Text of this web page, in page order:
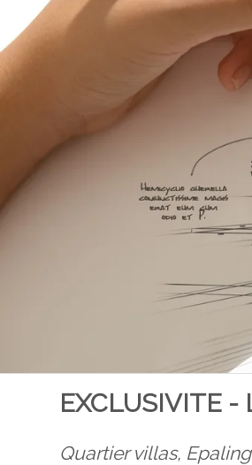
EXCLUSIVITE
Quartier villas,